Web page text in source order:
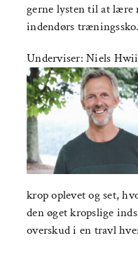
gerne lysten til at lære
indendørs træningssko.
Underviser: Niels
krop oplevet og set,
den øget kropslige
overskud i en travl